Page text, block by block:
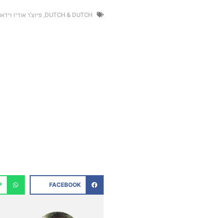
DUTCH & DUTCH פיוצ'ר אודיו וידאו
FACEBOOK